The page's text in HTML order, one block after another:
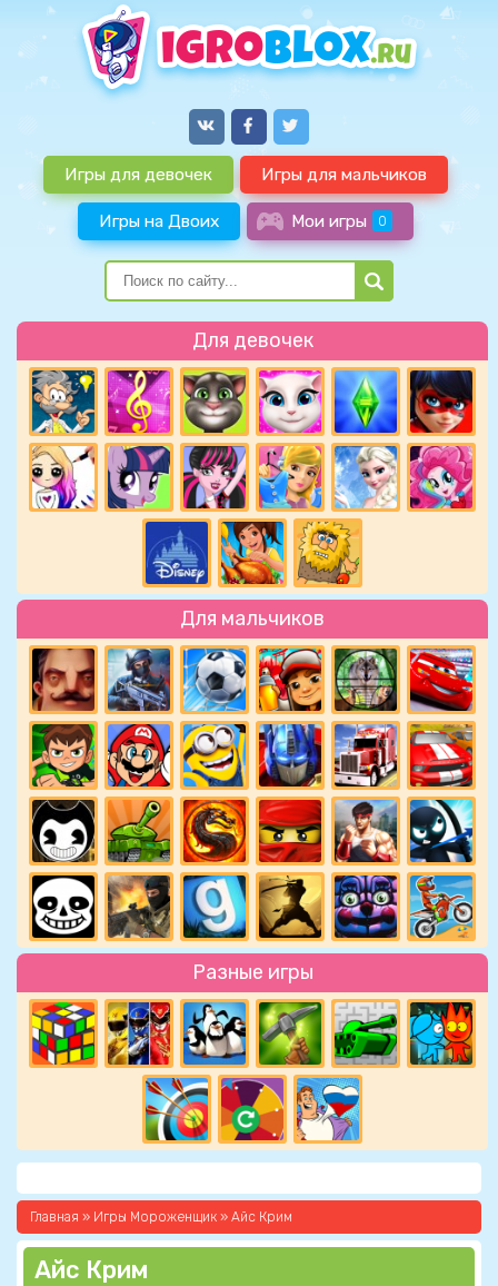
Игры для девочек Игры для мальчиков
Игры на Двоих Мои игры 0
Для девочек
Для мальчиков
Разные игры
Главная » Игры Мороженщик » Айс Крим
Айс Крим